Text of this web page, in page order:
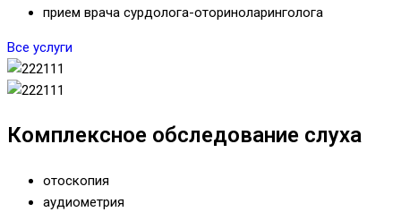
прием врача сурдолога-оториноларинголога
Все услуги
Комплексное обследование слуха
отоскопия
аудиометрия